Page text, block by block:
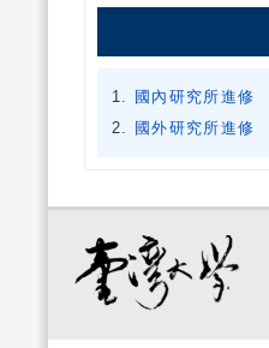
國內研究所進修
國外研究所進修